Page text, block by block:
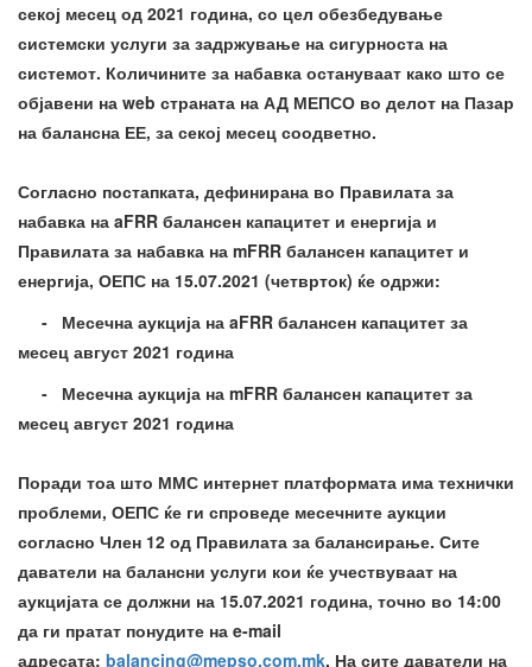
секој месец од 2021 година, со цел обезбедување
системски услуги за задржување на сигурноста на
системот. Количините за набавка остануваат како што се
објавени на web страната на АД МЕПСО во делот на Пазар
на балансна ЕЕ, за секој месец соодветно.
Согласно постапката, дефинирана во Правилата за
набавка на aFRR балансен капацитет и енергија и
Правилата за набавка на mFRR балансен капацитет и
енергија, ОЕПС на 15.07.2021 (четврток) ќе одржи:
- Месечна аукција на aFRR балансен капацитет за
месец август 2021 година
- Месечна аукција на mFRR балансен капацитет за
месец август 2021 година
Поради тоа што ММС интернет платформата има технички
проблеми, ОЕПС ќе ги спроведе месечните аукции
согласно Член 12 од Правилата за балансирање. Сите
даватели на балансни услуги кои ќе учествуваат на
аукцијата се должни на 15.07.2021 година, точно во 14:00
да ги пратат понудите на e-mail
адресата: balancing@mepso.com.mk. На сите даватели на